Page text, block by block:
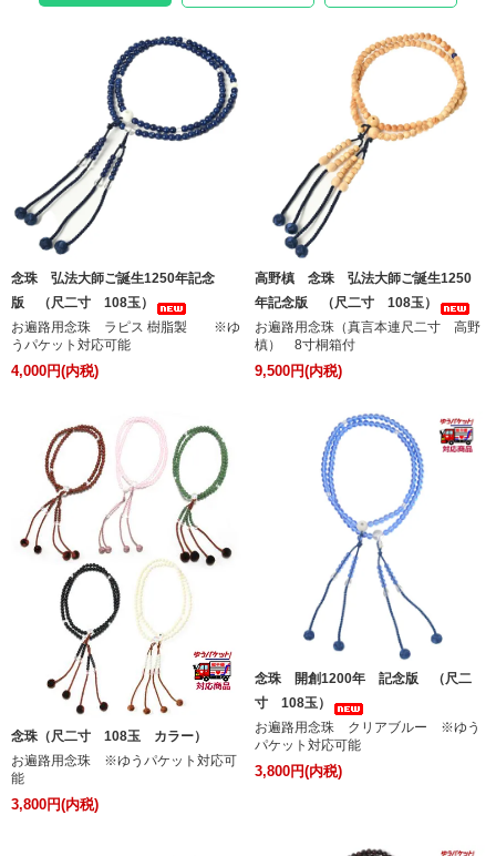
念珠 弘法大師ご誕生1250年記念
版 （尺二寸 108玉）
お遍路用念珠 ラピス 樹脂製 ※ゆ
うパケット対応可能
4,000円(内税)
高野槙 念珠 弘法大師ご誕生1250
年記念版 （尺二寸 108玉）
お遍路用念珠（真言本連尺二寸 高野
槙） 8寸桐箱付
9,500円(内税)
念珠（尺二寸 108玉 カラー）
お遍路用念珠 ※ゆうパケット対応可
能
3,800円(内税)
念珠 開創1200年 記念版 （尺二
寸 108玉）
お遍路用念珠 クリアブルー ※ゆう
パケット対応可能
3,800円(内税)